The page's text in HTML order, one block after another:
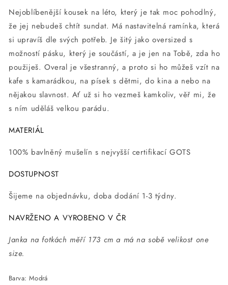
Nejoblíbenější kousek na léto, který je tak moc pohodlný,
že jej nebudeš chtít sundat.Má nastavitelná ramínka, která
si upravíš dle svých potřeb. Je šitý jako oversizeds
možností pásku, který je součástí, a je jen na Tobě, zda ho
použiješ. Overal je všestranný, a proto si ho můžeš vzít na
kafe s kamarádkou, na písek s dětmi, do kina a nebo na
nějakou slavnost. Ať už si ho vezmeš kamkoliv, věř mi, že
s ním uděláš velkou parádu.
MATERIÁL
100% bavlněný mušelín s nejvyšší certifikací GOTS
DOSTUPNOST
Šijeme na objednávku, doba dodání 1-3 týdny.
NAVRŽENO A VYROBENO V ČR
Janka na fotkách měří 173 cm a má na sobě velikost one
size.
Barva: Modrá